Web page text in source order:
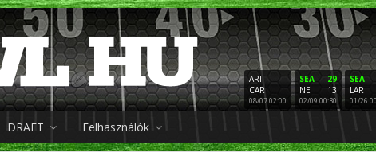
ARI
CAR
08/07 02:00
29
SEA
13
NE
02/09 00:30
SEA
LAR
01/26
DRAFT Felhasználók